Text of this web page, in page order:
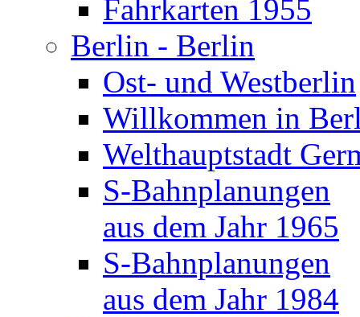
Fahrkarten 1955
Berlin - Berlin
Ost- und Westberlin
Willkommen in
Welthauptstadt
S-Bahnplanungen
aus dem Jahr 1965
S-Bahnplanungen
aus dem Jahr 1984